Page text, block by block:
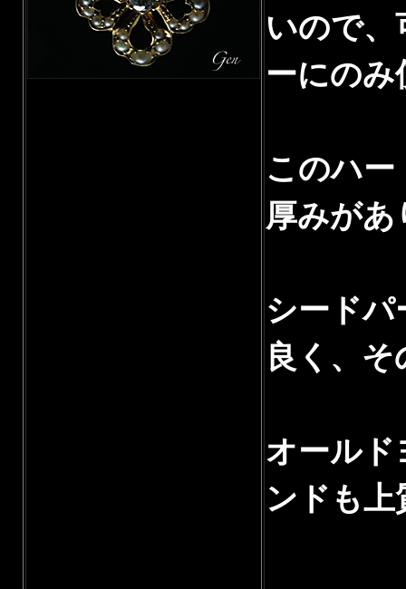
いので
ーにの
このハ
厚みがあ
シード
良く、
オールド
ンドも